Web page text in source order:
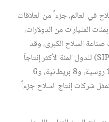
في العالم، جزءاً من العلاقات
المليارات من الدولارات،
السلاح الكبرى، وقد
تضمنت قائمةُ تقرير سيبري (SIPRI) للدول المئة الأكثر إنتاجاً
للسلاح، 38 شركة أمريكية، و10 روسية، و8 بريطانية، و6
شركات إنتاج السلاح جزءاً